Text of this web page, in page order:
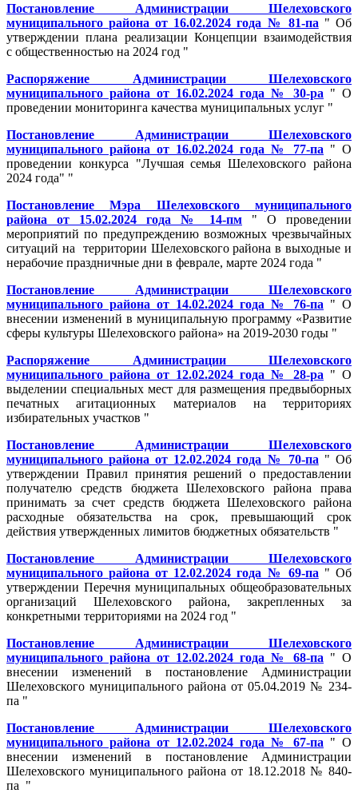
Постановление Администрации Шелеховского
муниципального района от 16.02.2024 года № 81-па " Об
утверждении плана реализации Концепции взаимодействия
с общественностью на 2024 год "
Распоряжение Администрации Шелеховского
муниципального района от 16.02.2024 года № 30-ра " О
проведении мониторинга качества муниципальных услуг "
Постановление Администрации Шелеховского
муниципального района от 16.02.2024 года № 77-па " О
проведении конкурса "Лучшая семья Шелеховского района
2024 года" "
Постановление Мэра Шелеховского муниципального
района от 15.02.2024 года № 14-пм " О проведении
мероприятий по предупреждению возможных чрезвычайных
ситуаций на территории Шелеховского района в выходные и
нерабочие праздничные дни в феврале, марте 2024 года "
Постановление Администрации Шелеховского
муниципального района от 14.02.2024 года № 76-па " О
внесении изменений в муниципальную программу «Развитие
сферы культуры Шелеховского района» на 2019-2030 годы "
Распоряжение Администрации Шелеховского
муниципального района от 12.02.2024 года № 28-ра " О
выделении специальных мест для размещения предвыборных
печатных агитационных материалов на территориях
избирательных участков "
Постановление Администрации Шелеховского
муниципального района от 12.02.2024 года № 70-па " Об
утверждении Правил принятия решений о предоставлении
получателю средств бюджета Шелеховского района права
принимать за счет средств бюджета Шелеховского района
расходные обязательства на срок, превышающий срок
действия утвержденных лимитов бюджетных обязательств "
Постановление Администрации Шелеховского
муниципального района от 12.02.2024 года № 69-па " Об
утверждении Перечня муниципальных общеобразовательных
организаций Шелеховского района, закрепленных за
конкретными территориями на 2024 год "
Постановление Администрации Шелеховского
муниципального района от 12.02.2024 года № 68-па " О
внесении изменений в постановление Администрации
Шелеховского муниципального района от 05.04.2019 № 234-
па "
Постановление Администрации Шелеховского
муниципального района от 12.02.2024 года № 67-па " О
внесении изменений в постановление Администрации
Шелеховского муниципального района от 18.12.2018 № 840-
па "